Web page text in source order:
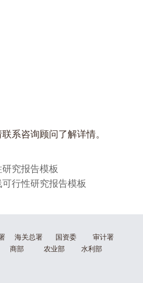
系咨询顾问了解详情。
究报告模板
行性研究报告模板
海关总署 国资委
审计署
商部 农业部
水利部